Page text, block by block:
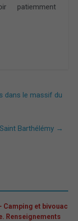
dans le massif du
Barthélémy →
Camping et bivouac
Renseignements